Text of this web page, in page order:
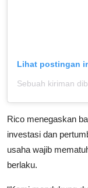
Lihat postingan
Rico menegaskan
investasi dan
usaha wajib
berlaku.